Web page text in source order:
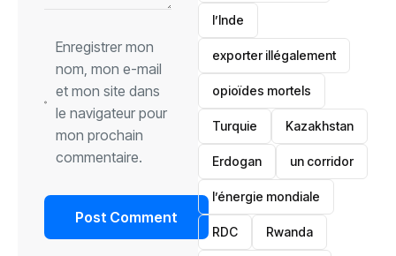
Enregistrer mon
nom, mon e-mail
et mon site dans
le navigateur pour
mon prochain
commentaire.
l’Inde
exporter illégalement
opioïdes mortels
‎Turquie Kazakhstan
Erdogan un corridor
l’énergie mondiale
RDC Rwanda